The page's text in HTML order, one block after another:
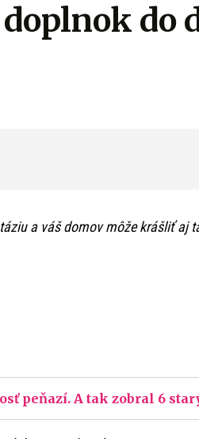
do
a váš domov môže krášliť aj
peňazí. A tak zobral 6